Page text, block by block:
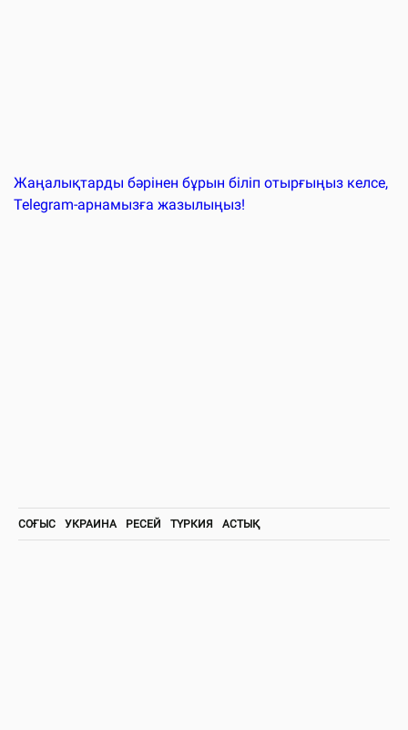
Жаңалықтарды бәрінен бұрын біліп отырғыңыз келсе,
Telegram-арнамызға жазылыңыз!
СОҒЫС УКРАИНА РЕСЕЙ ТҮРКИЯ АСТЫҚ